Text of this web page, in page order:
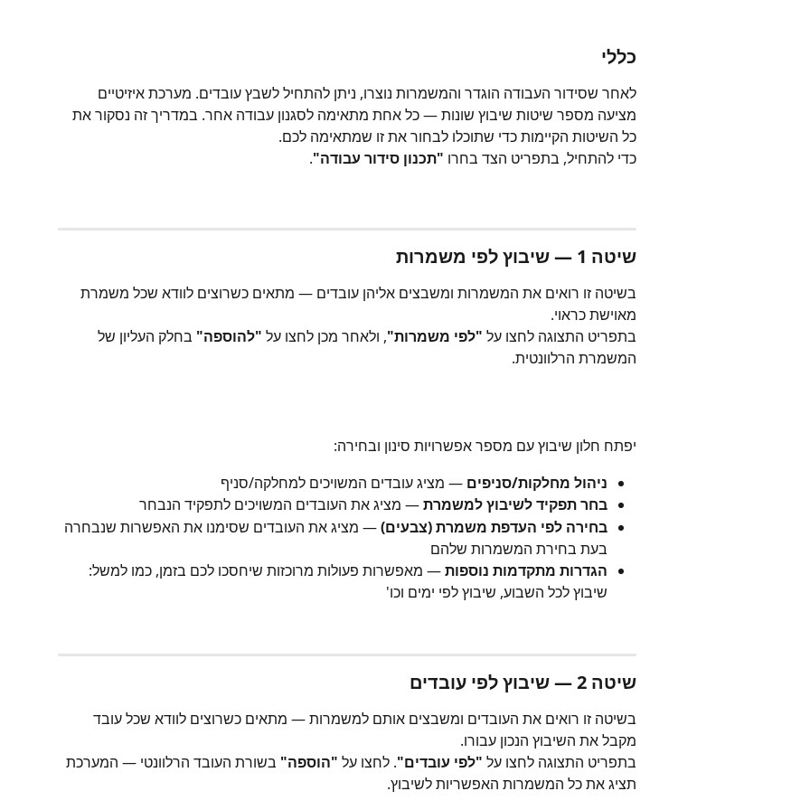
כללי
לאחר שסידור העבודה הוגדר והמשמרות נוצרו, ניתן להתחיל לשבץ עובדים. מערכת איזיטיים
מציעה מספר שיטות שיבוץ שונות — כל אחת מתאימה לסגנון עבודה אחר. במדריך זה נסקור את
כל השיטות הקיימות כדי שתוכלו לבחור את זו שמתאימה לכם.
כדי להתחיל, בתפריט הצד בחרו "תכנון סידור עבודה".
שיטה 1 — שיבוץ לפי משמרות
בשיטה זו רואים את המשמרות ומשבצים אליהן עובדים — מתאים כשרוצים לוודא שכל משמרת
מאוישת כראוי.
בתפריט התצוגה לחצו על "לפי משמרות", ולאחר מכן לחצו על "להוספה" בחלק העליון של
המשמרת הרלוונטית.
יפתח חלון שיבוץ עם מספר אפשרויות סינון ובחירה:
ניהול מחלקות/סניפים — מציג עובדים המשויכים למחלקה/סניף
בחר תפקיד לשיבוץ למשמרת — מציג את העובדים המשויכים לתפקיד הנבחר
בחירה לפי העדפת משמרת(צבעים) — מציג את העובדים שסימנו את האפשרות שנבחרה
בעת בחירת המשמרות שלהם
הגדרות מתקדמות נוספות — מאפשרות פעולות מרוכזות שיחסכו לכם בזמן, כמו למשל:
שיבוץ לכל השבוע, שיבוץ לפי ימים וכו'
שיטה 2 — שיבוץ לפי עובדים
בשיטה זו רואים את העובדים ומשבצים אותם למשמרות — מתאים כשרוצים לוודא שכל עובד
מקבל את השיבוץ הנכון עבורו.
בתפריט התצוגה לחצו על "לפי עובדים". לחצו על "הוספה" בשורת העובד הרלוונטי — המערכת
תציג את כל המשמרות האפשריות לשיבוץ.